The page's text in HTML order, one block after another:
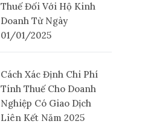
Thuế Đối Với Hộ Kinh
Doanh Từ Ngày
01/01/2025
Cách Xác Định Chi Phí
Tính Thuế Cho Doanh
Nghiệp Có Giao Dịch
Liên Kết Năm 2025